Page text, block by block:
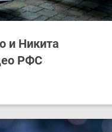
и Никита
РФС